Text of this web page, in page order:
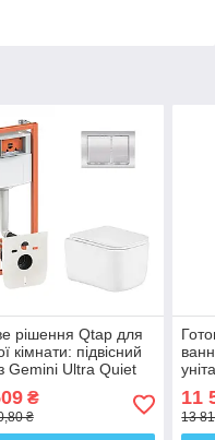
рішення Qtap для
кімнати: підвісний
Gemini Ultra Quiet
Nest 4 в 1
₴
₴
11
13